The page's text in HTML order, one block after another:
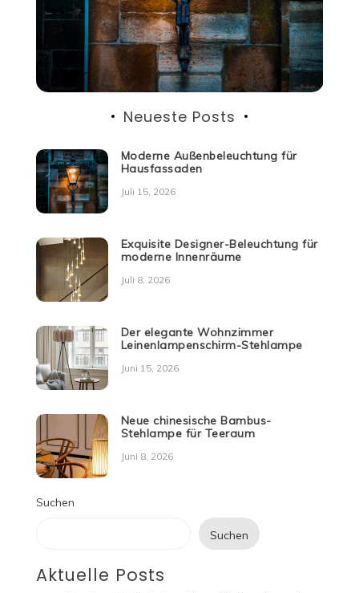
Neueste Posts
Moderne Außenbeleuchtung für
Hausfassaden
Juli 15, 2026
Exquisite Designer-Beleuchtung für
moderne Innenräume
Juli 8, 2026
Der elegante Wohnzimmer
Leinenlampenschirm-Stehlampe
Juni 15, 2026
Neue chinesische Bambus-
Stehlampe für Teeraum
Juni 8, 2026
Suchen
Suchen
Aktuelle Posts